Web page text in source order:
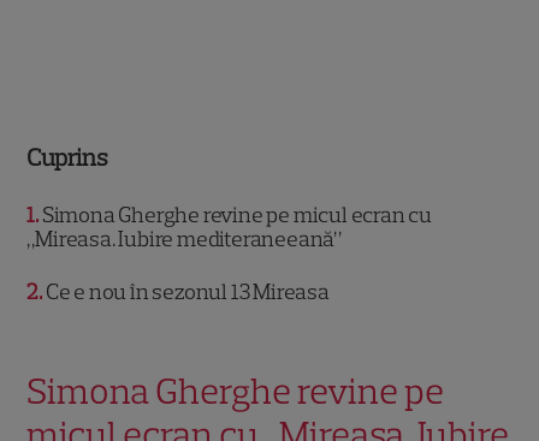
Cuprins
1 Simona Gherghe revine pe micul ecran cu
„Mireasa. Iubire mediteraneeană”
2 Ce e nou în sezonul 13 Mireasa
Simona Gherghe revine pe